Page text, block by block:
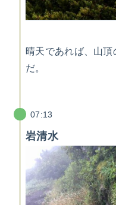
晴天であれば、山
だ。
07:13
岩清水